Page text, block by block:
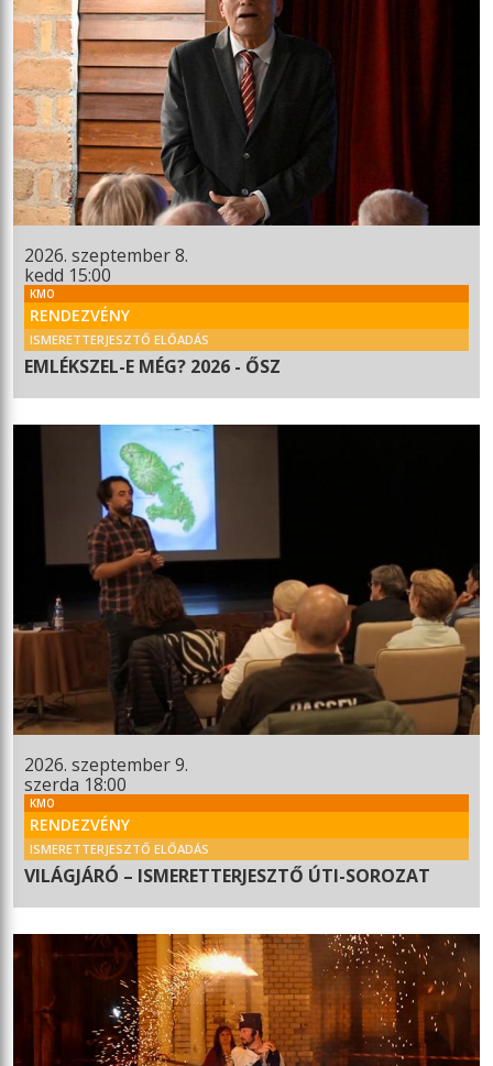
2026. szeptember 8.
kedd 15:00
KMO
RENDEZVÉNY
ISMERETTERJESZTŐ ELŐADÁS
EMLÉKSZEL-E MÉG? 2026 - ŐSZ
2026. szeptember 9.
szerda 18:00
KMO
RENDEZVÉNY
ISMERETTERJESZTŐ ELŐADÁS
VILÁGJÁRÓ – ISMERETTERJESZTŐ ÚTI-SOROZAT